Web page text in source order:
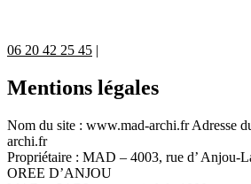
06 20 42 25 45 |
Mentions légales
Nom du site : www.mad-archi.fr Adresse
archi.fr
Propriétaire : MAD – 4003, rue d’ Anjou-
OREE D’ANJOU